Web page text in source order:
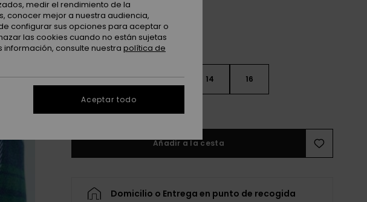
8 10 12 14 16
Añadir a la cesta
Domicilio o Entrega en punto de recogida
medir el rendimiento de la
conocer mejor a nuestra audiencia,
configurar sus opciones para aceptar o
las cookies cuando no están sujetas
consulte nuestra política de
Aceptar todo